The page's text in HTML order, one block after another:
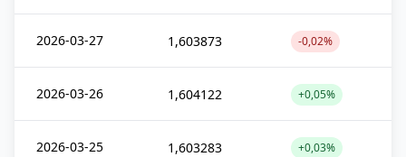
2026-03-27 1,603873 -0,02%
2026-03-26 1,604122 +0,05%
2026-03-25 1,603283 +0,03%